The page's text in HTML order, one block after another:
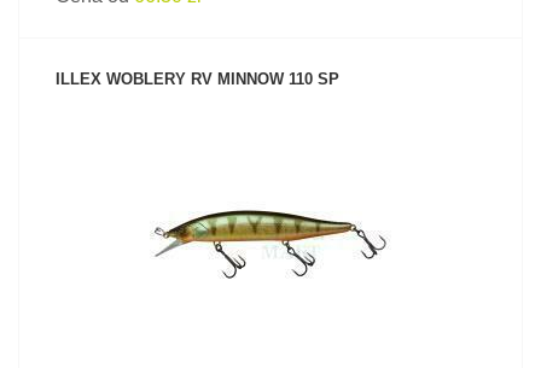
ILLEX WOBLERY RV MINNOW 110 SP